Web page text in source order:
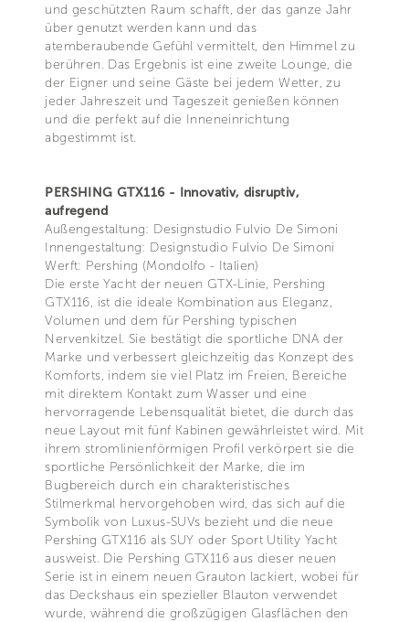
und geschützten Raum schafft, der das ganze Jahr
über genutzt werden kann und das
atemberaubende Gefühl vermittelt, den Himmel zu
berühren. Das Ergebnis ist eine zweite Lounge, die
der Eigner und seine Gäste bei jedem Wetter, zu
jeder Jahreszeit und Tageszeit genießen können
und die perfekt auf die Inneneinrichtung
abgestimmt ist.
PERSHING GTX116 - Innovativ, disruptiv,
aufregend
Außengestaltung: Designstudio Fulvio De Simoni
Innengestaltung: Designstudio Fulvio De Simoni
Werft: Pershing (Mondolfo - Italien)
Die erste Yacht der neuen GTX-Linie, Pershing
GTX116, ist die ideale Kombination aus Eleganz,
Volumen und dem für Pershing typischen
Nervenkitzel. Sie bestätigt die sportliche DNA der
Marke und verbessert gleichzeitig das Konzept des
Komforts, indem sie viel Platz im Freien, Bereiche
mit direktem Kontakt zum Wasser und eine
hervorragende Lebensqualität bietet, die durch das
neue Layout mit fünf Kabinen gewährleistet wird. Mit
ihrem stromlinienförmigen Profil verkörpert sie die
sportliche Persönlichkeit der Marke, die im
Bugbereich durch ein charakteristisches
Stilmerkmal hervorgehoben wird, das sich auf die
Symbolik von Luxus-SUVs bezieht und die neue
Pershing GTX116 als SUY oder Sport Utility Yacht
ausweist. Die Pershing GTX116 aus dieser neuen
Serie ist in einem neuen Grauton lackiert, wobei für
das Deckshaus ein spezieller Blauton verwendet
wurde, während die großzügigen Glasflächen den